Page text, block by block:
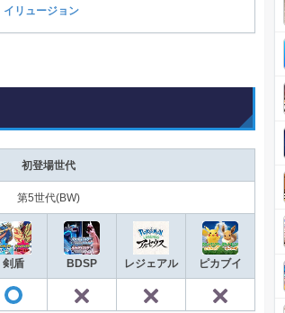
イリュージョン
初登場世代
第5世代(BW)
剣盾 BDSP レジェアル ピカブイ